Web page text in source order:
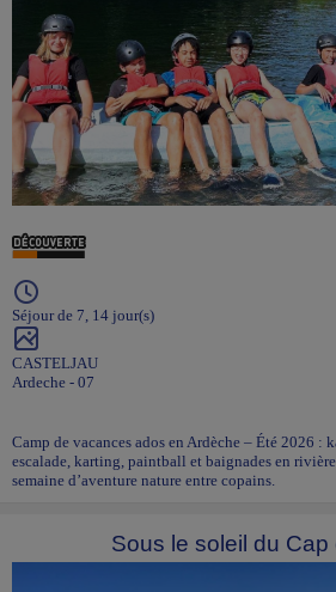
Séjour de 7, 14 jour(s)
CASTELJAU
Ardeche - 07
Camp de vacances ados en Ardèche – Été 2026 :
escalade, karting, paintball et baignades en
semaine d’aventure nature entre copains.
Sous le soleil du Cap